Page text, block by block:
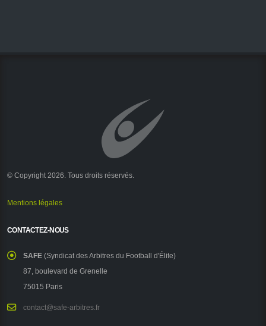
© Copyright 2026. Tous droits réservés.
Mentions légales
CONTACTEZ-NOUS
SAFE (Syndicat des Arbitres du Football d'Élite)
87, boulevard de Grenelle
75015 Paris
contact@safe-arbitres.fr